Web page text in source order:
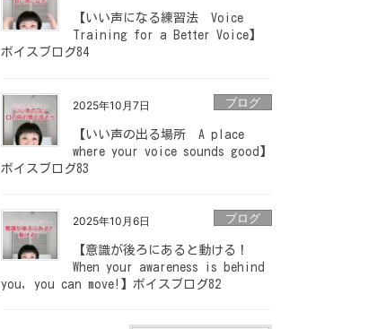
【いい声になる練習法 Voice
Training for a Better Voice】
ボイスブログ84
2025年10月7日 ブログ
【いい声の出る場所 A place
where your voice sounds good】
ボイスブログ83
2025年10月6日 ブログ
【意識が後ろにあると動ける！
When your awareness is behind
you, you can move!】ボイスブログ82